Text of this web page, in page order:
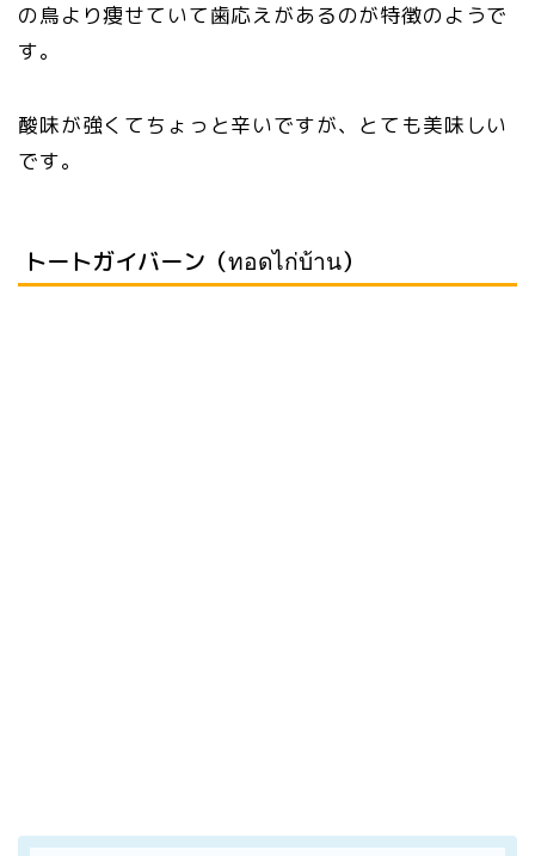
の鳥より痩せていて歯応えがあるのが特徴のようで
す。
酸味が強くてちょっと辛いですが、とても美味しい
です。
トートガイバーン（ทอดไก่บ้าน）